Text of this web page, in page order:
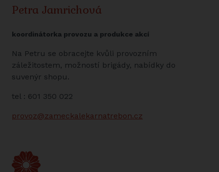
Petra Jamrichová
koordinátorka provozu a produkce akcí
Na Petru se obracejte kvůli provozním
záležitostem, možností brigády, nabídky do
suvenýr shopu.
tel : 601 350 022
provoz@zameckalekarnatrebon.cz